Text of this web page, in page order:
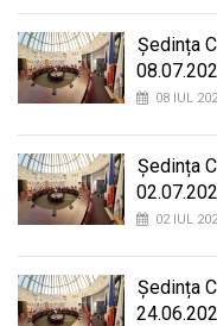
Ședința
08 IUL
Ședința
02 IUL
Ședința